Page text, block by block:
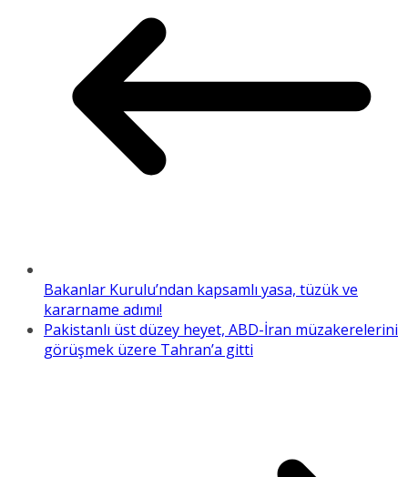
Bakanlar Kurulu’ndan kapsamlı yasa, tüzük ve
kararname adımı!
Pakistanlı üst düzey heyet, ABD-İran müzakerelerini
görüşmek üzere Tahran’a gitti